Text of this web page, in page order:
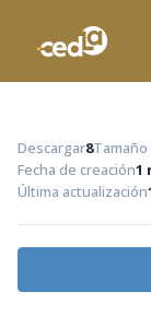
Descargar8
Fecha de creación1
Última actualización